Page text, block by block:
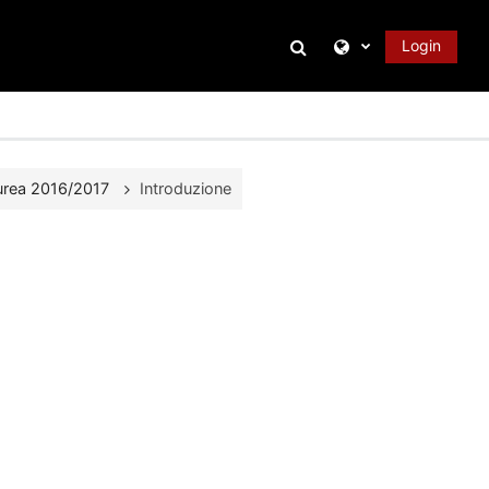
Attiva/disattiva
Login
2016/2017 Introduzione